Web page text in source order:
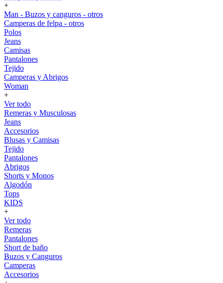
+
Man - Buzos y canguros - otros
Camperas de felpa - otros
Polos
Jeans
Camisas
Pantalones
Tejido
Camperas y Abrigos
Woman
+
Ver todo
Remeras y Musculosas
Jeans
Accesorios
Blusas y Camisas
Tejido
Pantalones
Abrigos
Shorts y Monos
Algodón
Tops
KIDS
+
Ver todo
Remeras
Pantalones
Short de baño
Buzos y Canguros
Camperas
Accesorios